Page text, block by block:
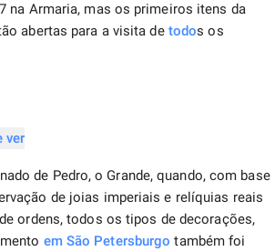
na Armaria, mas os primeiros itens da
abertas para a visita de todos os
de Pedro, o Grande, quando, com base
de joias imperiais e relíquias reais
ordens, todos os tipos de decorações,
em São Petersburgo também foi